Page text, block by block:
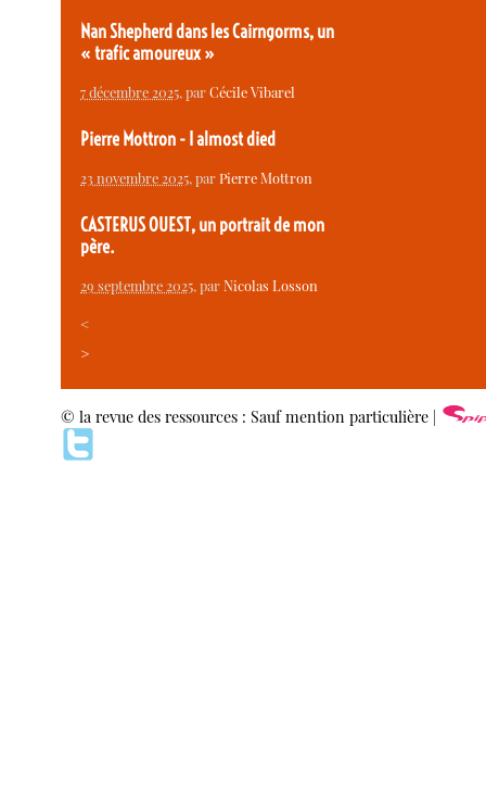
Nan Shepherd dans les Cairngorms, un
« trafic amoureux »
7 décembre 2025, parCécile Vibarel
Pierre Mottron - I almost died
23 novembre 2025, parPierre Mottron
CASTERUS OUEST, un portrait de mon
père.
29 septembre 2025, parNicolas Losson
<
>
© la revue des ressources : Sauf mention particulière |